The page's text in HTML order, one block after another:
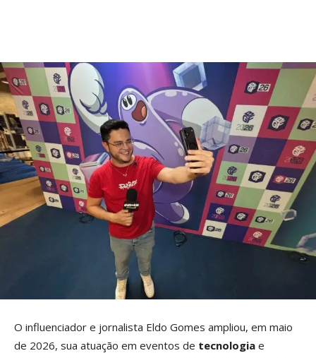
O influenciador e jornalista Eldo Gomes ampliou, em maio
de 2026, sua atuação em eventos de tecnologia e